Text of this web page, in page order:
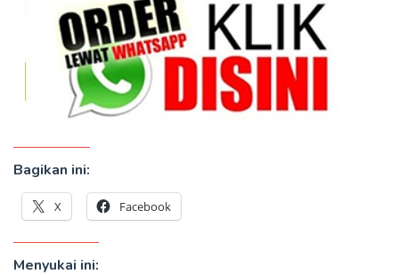
Bagikan ini:
X Facebook
Menyukai ini: